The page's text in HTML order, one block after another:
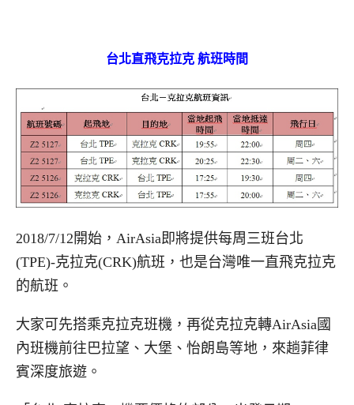
台北直飛克拉克 航班時間
2018/7/12開始，AirAsia即將提供每周三班台北
(TPE)-克拉克(CRK)航班，也是台灣唯一直飛克拉克
的航班。
大家可先搭乘克拉克班機，再從克拉克轉AirAsia國
內班機前往巴拉望、大堡、怡朗島等地，來趟菲律
賓深度旅遊。